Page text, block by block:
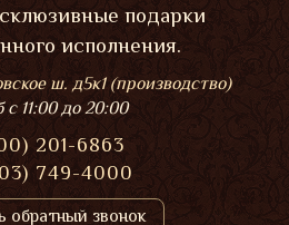
подарки
исполнения.
ш. д5к1 (производство)
с 11:00 до 20:00
201-6863
749-4000
обратный звонок